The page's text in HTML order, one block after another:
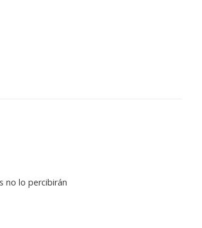
no lo percibirán